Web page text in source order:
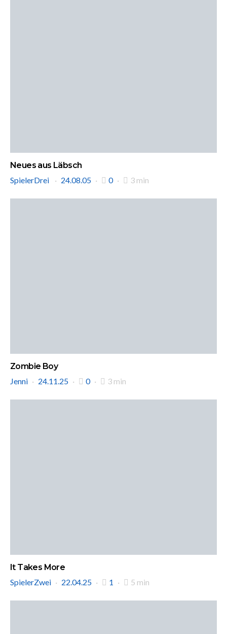
Neues aus Läbsch
SpielerDrei
24.08.05 0 3 min
Zombie Boy
Jenni
24.11.25 0 3 min
It Takes More
SpielerZwei
22.04.25 1 5 min